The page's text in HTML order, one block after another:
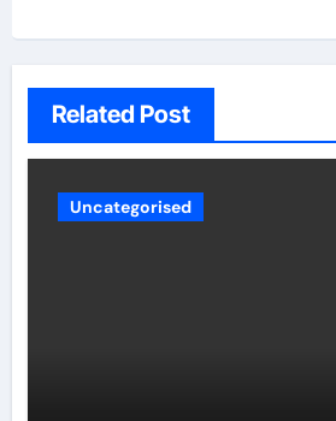
Related Post
Uncategorised